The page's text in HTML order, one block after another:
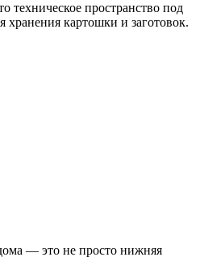
техническое пространство под
хранения картошки и заготовок.
— это не просто нижняя